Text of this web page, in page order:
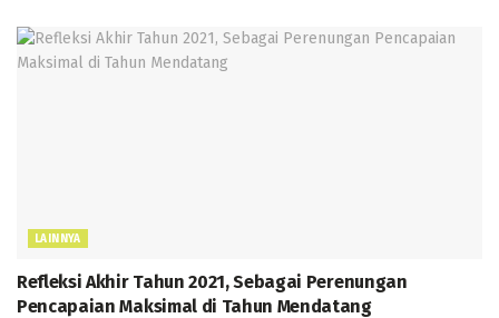
LAINNYA
Refleksi Akhir Tahun 2021, Sebagai Perenungan
Pencapaian Maksimal di Tahun Mendatang